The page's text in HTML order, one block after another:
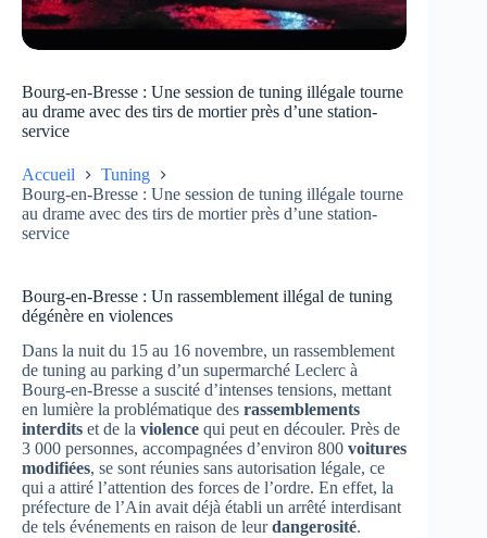
Bourg-en-Bresse : Une session de tuning illégale tourne
au drame avec des tirs de mortier près d’une station-
service
Accueil
Tuning
Bourg-en-Bresse : Une session de tuning illégale tourne
au drame avec des tirs de mortier près d’une station-
service
Bourg-en-Bresse : Un rassemblement illégal de tuning
dégénère en violences
Dans la nuit du 15 au 16 novembre, un rassemblement
de tuning au parking d’un supermarché Leclerc à
Bourg-en-Bresse a suscité d’intenses tensions, mettant
en lumière la problématique des rassemblements
interdits et de la violence qui peut en découler. Près de
3 000 personnes, accompagnées d’environ 800 voitures
modifiées, se sont réunies sans autorisation légale, ce
qui a attiré l’attention des forces de l’ordre. En effet, la
préfecture de l’Ain avait déjà établi un arrêté interdisant
de tels événements en raison de leurdangerosité.